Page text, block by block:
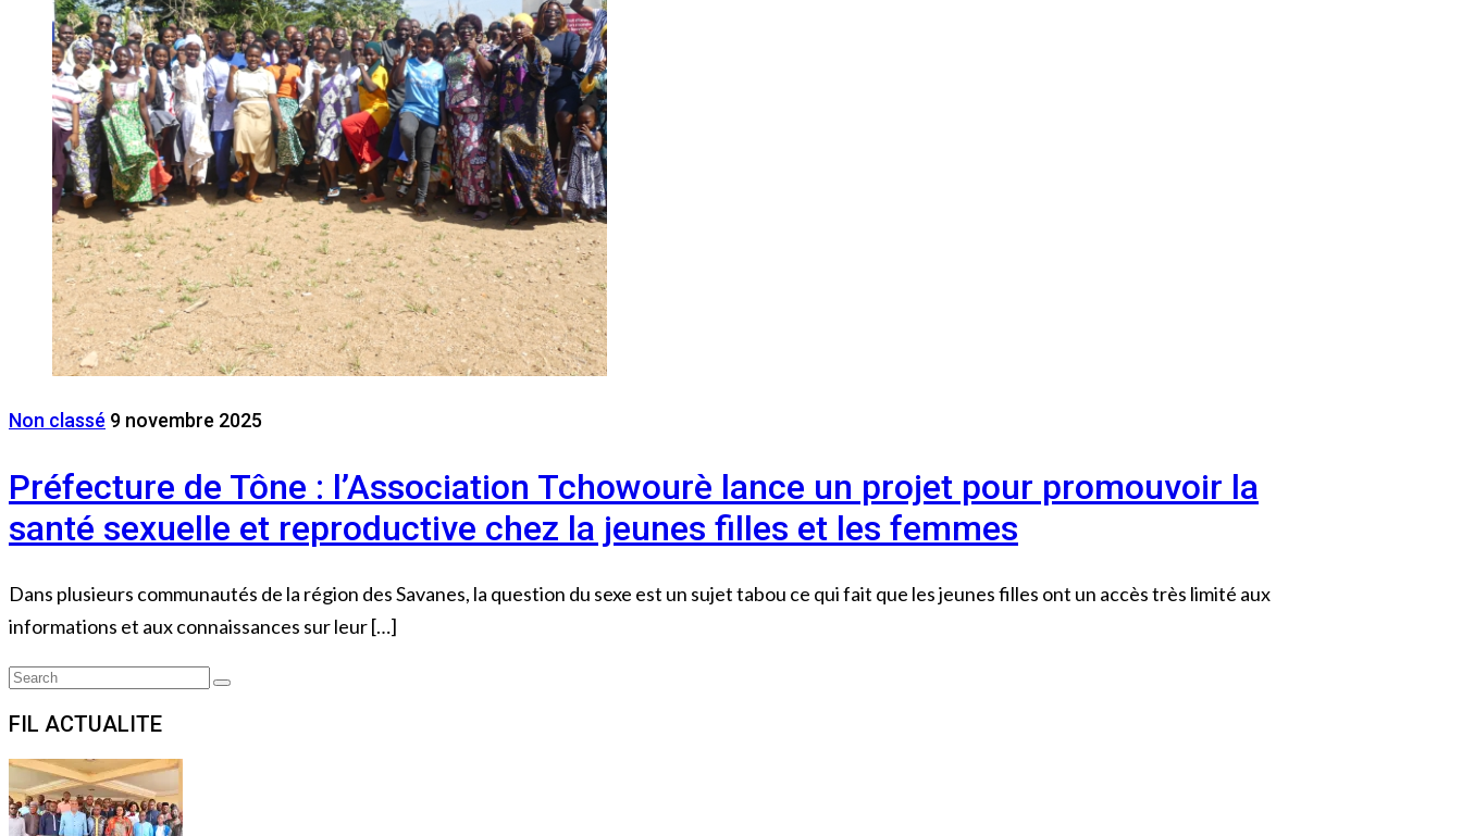
Non classé 9 novembre 2025
Préfecture de Tône : l’Association Tchowourè lance un projet pour promouvoir la
santé sexuelle et reproductive chez la jeunes filles et les femmes
Dans plusieurs communautés de la région des Savanes, la question du sexe est un sujet tabou ce qui fait que les jeunes filles ont un accès très limité aux
informations et aux connaissances sur leur […]
Search
Search
FIL ACTUALITE